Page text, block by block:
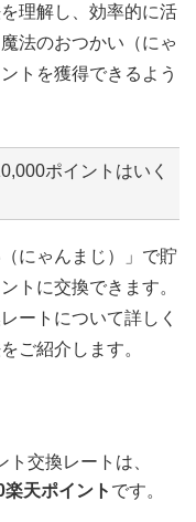
理解し、効率的に活
法のおつかい（にゃ
トを獲得できるよう
ポイントはいく
にゃんまじ）」で貯
トに交換できます。
ートについて詳しく
ご紹介します。
ト交換レートは、
天ポイント です。